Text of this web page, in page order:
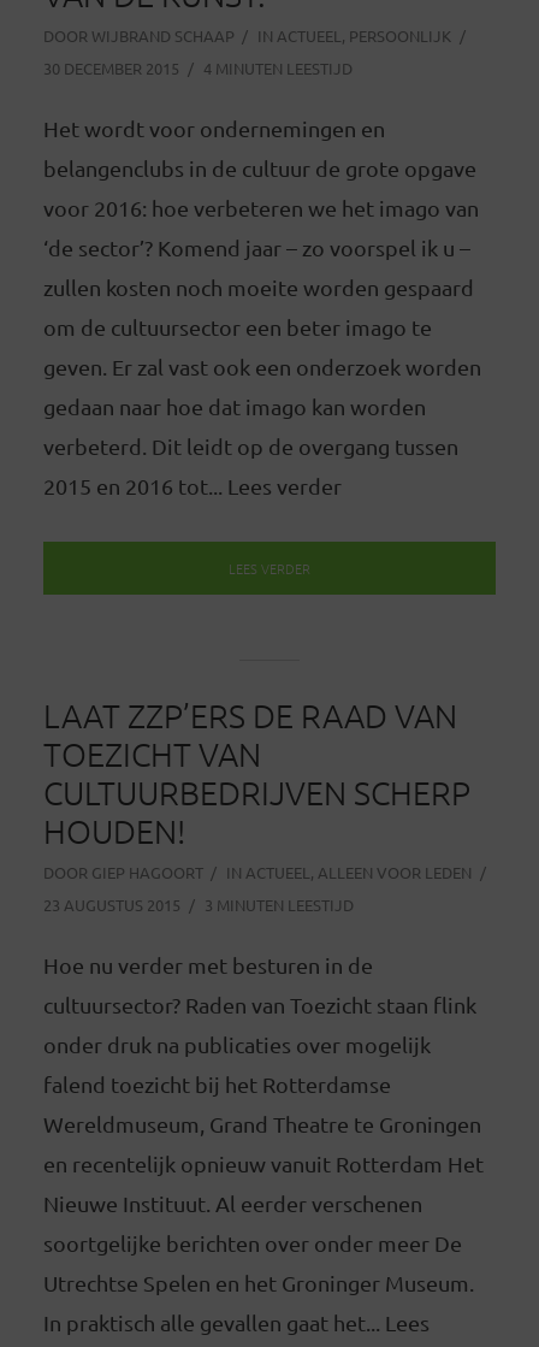
DOOR WIJBRAND SCHAAP IN ACTUEEL , PERSOONLIJK
30 DECEMBER 2015
4 MINUTEN LEESTIJD
Het wordt voor ondernemingen en
belangenclubs in de cultuur de grote opgave
voor 2016: hoe verbeteren we het imago van
‘de sector’? Komend jaar – zo voorspel ik u –
zullen kosten noch moeite worden gespaard
om de cultuursector een beter imago te
geven. Er zal vast ook een onderzoek worden
gedaan naar hoe dat imago kan worden
verbeterd. Dit leidt op de overgang tussen
2015 en 2016 tot... Lees verder
LEES VERDER
LAAT ZZP’ERS DE RAAD VAN
TOEZICHT VAN
CULTUURBEDRIJVEN SCHERP
HOUDEN!
DOOR GIEP HAGOORT IN ACTUEEL , ALLEEN VOOR LEDEN
23 AUGUSTUS 2015
3 MINUTEN LEESTIJD
Hoe nu verder met besturen in de
cultuursector? Raden van Toezicht staan flink
onder druk na publicaties over mogelijk
falend toezicht bij het Rotterdamse
Wereldmuseum, Grand Theatre te Groningen
en recentelijk opnieuw vanuit Rotterdam Het
Nieuwe Instituut. Al eerder verschenen
soortgelijke berichten over onder meer De
Utrechtse Spelen en het Groninger Museum.
In praktisch alle gevallen gaat het... Lees